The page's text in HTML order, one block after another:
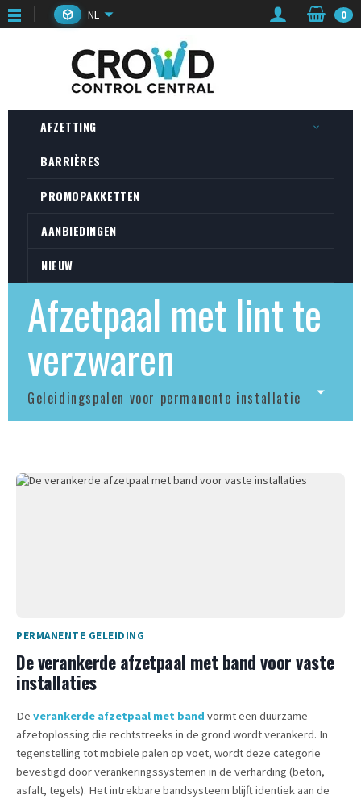
NL 0
AFZETTING
BARRIÈRES
PROMOPAKKETTEN
AANBIEDINGEN
NIEUW
Afzetpaal met lint te
verzwaren
Geleidingspalen voor permanente installatie
PERMANENTE GELEIDING
De verankerde afzetpaal met band voor vaste
installaties
De verankerde afzetpaal met band vormt een duurzame
afzetoplossing die rechtstreeks in de grond wordt verankerd. In
tegenstelling tot mobiele palen op voet, wordt deze categorie
bevestigd door verankeringssystemen in de verharding (beton,
asfalt, tegels). Het intrekbare bandsysteem blijft identiek aan de